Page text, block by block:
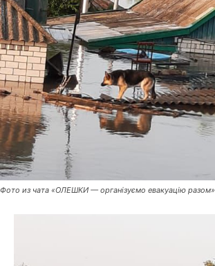
Фото из чата «ОЛЕШКИ — організуємо евакуацію разом»